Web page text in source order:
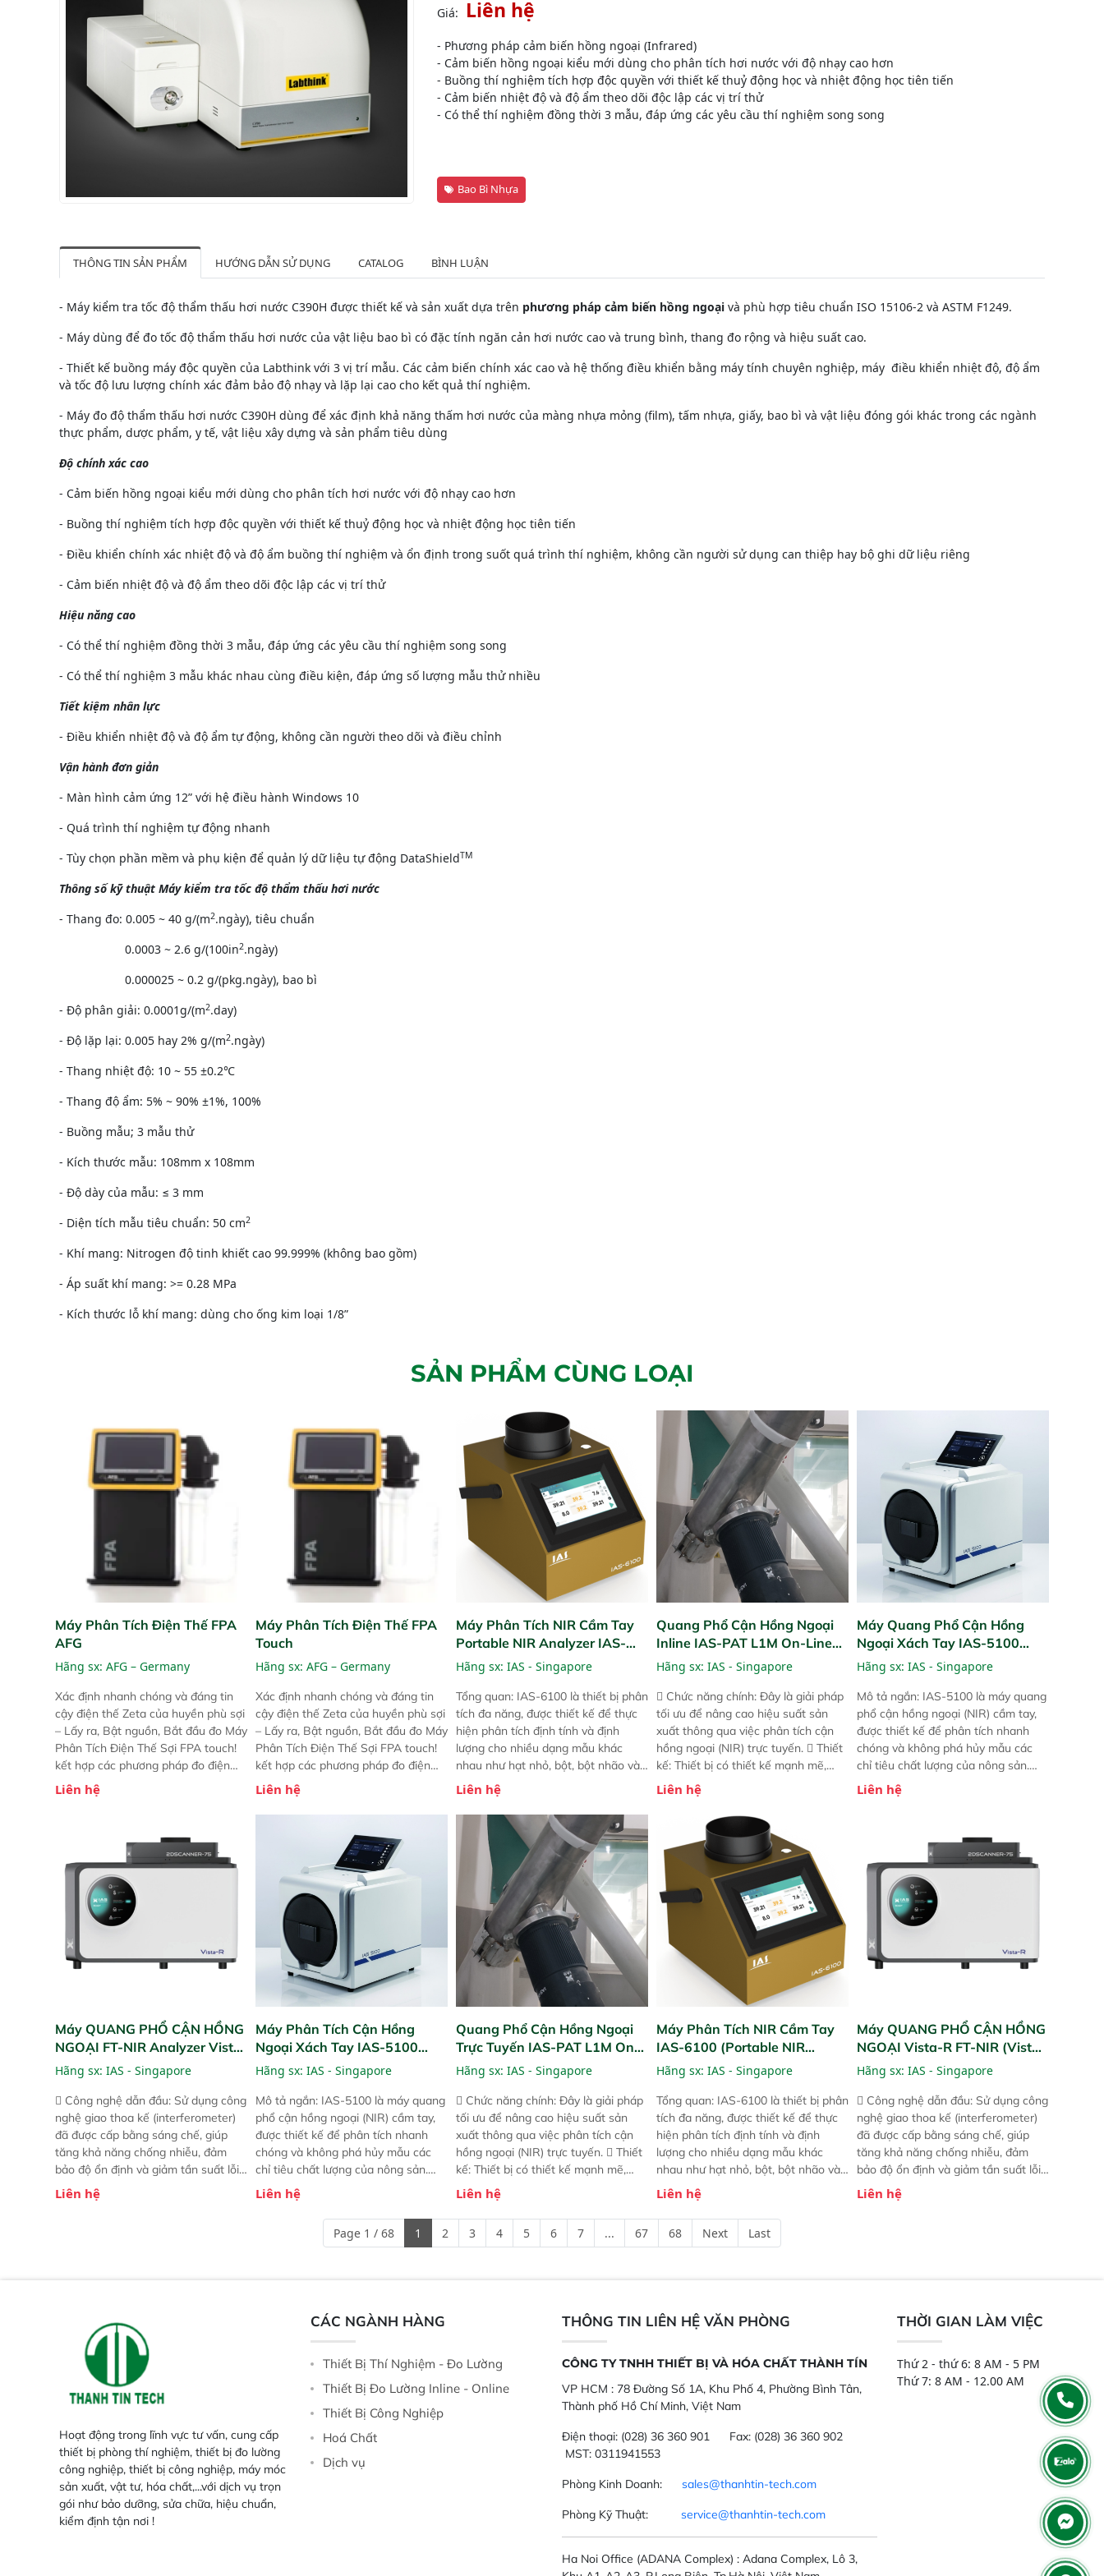
Giá: Liên hệ
- Phương pháp cảm biến hồng ngoại (Infrared)
- Cảm biến hồng ngoại kiểu mới dùng cho phân tích hơi nước với độ nhạy cao hơn
- Buồng thí nghiệm tích hợp độc quyền với thiết kế thuỷ động học và nhiệt động học tiên tiến
- Cảm biến nhiệt độ và độ ẩm theo dõi độc lập các vị trí thử
- Có thể thí nghiệm đồng thời 3 mẫu, đáp ứng các yêu cầu thí nghiệm song song
Bao Bì Nhựa
THÔNG TIN SẢN PHẨM HƯỚNG DẪN SỬ DỤNG CATALOG BÌNH LUẬN
- Máy kiểm tra tốc độ thẩm thấu hơi nước C390H được thiết kế và sản xuất dựa trên phương pháp cảm biến hồng ngoại và phù hợp tiêu chuẩn ISO 15106-2 và ASTM F1249.
- Máy dùng để đo tốc độ thẩm thấu hơi nước của vật liệu bao bì có đặc tính ngăn cản hơi nước cao và trung bình, thang đo rộng và hiệu suất cao.
- Thiết kế buồng máy độc quyền của Labthink với 3 vị trí mẫu. Các cảm biến chính xác cao và hệ thống điều khiển bằng máy tính chuyên nghiệp, máy điều khiển nhiệt độ, độ ẩm
và tốc độ lưu lượng chính xác đảm bảo độ nhạy và lặp lại cao cho kết quả thí nghiệm.
- Máy đo độ thẩm thấu hơi nước C390H dùng để xác định khả năng thấm hơi nước của màng nhựa mỏng (film), tấm nhựa, giấy, bao bì và vật liệu đóng gói khác trong các ngành
thực phẩm, dược phẩm, y tế, vật liệu xây dựng và sản phẩm tiêu dùng
Độ chính xác cao
- Cảm biến hồng ngoại kiểu mới dùng cho phân tích hơi nước với độ nhạy cao hơn
- Buồng thí nghiệm tích hợp độc quyền với thiết kế thuỷ động học và nhiệt động học tiên tiến
- Điều khiển chính xác nhiệt độ và độ ẩm buồng thí nghiệm và ổn định trong suốt quá trình thí nghiệm, không cần người sử dụng can thiệp hay bộ ghi dữ liệu riêng
- Cảm biến nhiệt độ và độ ẩm theo dõi độc lập các vị trí thử
Hiệu năng cao
- Có thể thí nghiệm đồng thời 3 mẫu, đáp ứng các yêu cầu thí nghiệm song song
- Có thể thí nghiệm 3 mẫu khác nhau cùng điều kiện, đáp ứng số lượng mẫu thử nhiều
Tiết kiệm nhân lực
- Điều khiển nhiệt độ và độ ẩm tự động, không cần người theo dõi và điều chỉnh
Vận hành đơn giản
- Màn hình cảm ứng 12” với hệ điều hành Windows 10
- Quá trình thí nghiệm tự động nhanh
- Tùy chọn phần mềm và phụ kiện để quản lý dữ liệu tự động DataShieldTM
Thông số kỹ thuật Máy kiểm tra tốc độ thẩm thấu hơi nước
- Thang đo: 0.005 ~ 40 g/(m2.ngày), tiêu chuẩn
0.0003 ~ 2.6 g/(100in2.ngày)
0.000025 ~ 0.2 g/(pkg.ngày), bao bì
- Độ phân giải: 0.0001g/(m2.day)
- Độ lặp lại: 0.005 hay 2% g/(m2.ngày)
- Thang nhiệt độ: 10 ~ 55 ±0.2℃
- Thang độ ẩm: 5% ~ 90% ±1%, 100%
- Buồng mẫu; 3 mẫu thử
- Kích thước mẫu: 108mm x 108mm
- Độ dày của mẫu: ≤ 3 mm
- Diện tích mẫu tiêu chuẩn: 50 cm2
- Khí mang: Nitrogen độ tinh khiết cao 99.999% (không bao gồm)
- Áp suất khí mang: >= 0.28 MPa
- Kích thước lỗ khí mang: dùng cho ống kim loại 1/8”
SẢN PHẨM CÙNG LOẠI
Máy Phân Tích Điện Thế FPA
AFG
Hãng sx: AFG – Germany
Xác định nhanh chóng và đáng tin
cậy điện thế Zeta của huyền phù sợi
– Lấy ra, Bật nguồn, Bắt đầu đo Máy
Phân Tích Điện Thế Sợi FPA touch!
kết hợp các phương pháp đo điện
thế Zeta đã được chứng minh với sự
đơn giản tuyệt vời trong thao tác và
trước đó. Nhưng so với các phiên
bản trước, FPA touch! nhỏ hơn và
nhẹ hơn đáng kể, đồng thời được
nâng cấp với các tính năng mới.
Liên hệ
Máy Phân Tích Điện Thế FPA
Touch
Hãng sx: AFG – Germany
Xác định nhanh chóng và đáng tin
cậy điện thế Zeta của huyền phù sợi
– Lấy ra, Bật nguồn, Bắt đầu đo Máy
Phân Tích Điện Thế Sợi FPA touch!
kết hợp các phương pháp đo điện
thế Zeta đã được chứng minh với sự
đơn giản tuyệt vời trong thao tác và
vận hành của các phiên bản FPA
trước đó. Nhưng so với các phiên
bản trước, FPA touch! nhỏ hơn và
nhẹ hơn đáng kể, đồng thời được
nâng cấp với các tính năng mới.
Liên hệ
Máy Phân Tích NIR Cầm Tay
Portable NIR Analyzer IAS-
6100
Hãng sx: IAS - Singapore
Tổng quan: IAS-6100 là thiết bị phân
tích đa năng, được thiết kế để thực
hiện phân tích định tính và định
lượng cho nhiều dạng mẫu khác
nhau như hạt nhỏ, bột, bột nhão và
chất lỏng. Thiết bị này cho phép bất
kỳ ai cũng có thể thực hiện phân tích
đa thành phần chỉ với một nút bấm
đơn giản, mọi lúc, mọi nơi. Chuyên
dùng : phân tích mẫu nguyên liệu
thức ăn chăn nuôi, nguyên liệu thực
phẩm, nông sản,..
Liên hệ
Quang Phổ Cận Hồng Ngoại
Inline IAS-PAT L1M On-Line
NIR
Hãng sx: IAS - Singapore
 Chức năng chính: Đây là giải pháp
tối ưu để nâng cao hiệu suất sản
xuất thông qua việc phân tích cận
hồng ngoại (NIR) trực tuyến.  Thiết
kế: Thiết bị có thiết kế mạnh mẽ,
mô-đun hóa, hỗ trợ tản nhiệt tăng
cường và đã qua kiểm tra áp suất
nghiêm ngặt.  Cam kết: Mang lại
khả năng theo dõi thông số theo
thời gian thực và trực quan hóa dữ
liệu để tăng chỉ số ROI cho doanh
nghiệp.
Liên hệ
Máy Quang Phổ Cận Hồng
Ngoại Xách Tay IAS-5100
Portable NIR Analyzer
Hãng sx: IAS - Singapore
Mô tả ngắn: IAS-5100 là máy quang
phổ cận hồng ngoại (NIR) cầm tay,
được thiết kế để phân tích nhanh
chóng và không phá hủy mẫu các
chỉ tiêu chất lượng của nông sản.
Phạm vi sử dụng: Thiết bị linh hoạt
cho nhiều kịch bản khác nhau như
xuất hoặc trực tiếp ngoài đồng
Liên hệ
Máy QUANG PHỔ CẬN HỒNG
NGOẠI FT-NIR Analyzer Vista-
R
Hãng sx: IAS - Singapore
 Công nghệ dẫn đầu: Sử dụng công
nghệ giao thoa kế (interferometer)
đã được cấp bằng sáng chế, giúp
tăng khả năng chống nhiễu, đảm
bảo độ ổn định và giảm tần suất lỗi.
 Phạm vi ứng dụng rộng: Đáp ứng
nhu cầu kiểm tra đa dạng mẫu mã
Liên hệ
Máy Phân Tích Cận Hồng
Ngoại Xách Tay IAS-5100
(Portable NIR Analyzer)
Hãng sx: IAS - Singapore
Mô tả ngắn: IAS-5100 là máy quang
phổ cận hồng ngoại (NIR) cầm tay,
được thiết kế để phân tích nhanh
chóng và không phá hủy mẫu các
chỉ tiêu chất lượng của nông sản.
Phạm vi sử dụng: Thiết bị linh hoạt
cho nhiều kịch bản khác nhau như
tại điểm thu mua, trong xưởng sản
xuất hoặc trực tiếp ngoài đồng
Liên hệ
Quang Phổ Cận Hồng Ngoại
Trực Tuyến IAS-PAT L1M On-
Line NIR
Hãng sx: IAS - Singapore
 Chức năng chính: Đây là giải pháp
tối ưu để nâng cao hiệu suất sản
xuất thông qua việc phân tích cận
hồng ngoại (NIR) trực tuyến.  Thiết
kế: Thiết bị có thiết kế mạnh mẽ,
mô-đun hóa, hỗ trợ tản nhiệt tăng
cường và đã qua kiểm tra áp suất
nghiêm ngặt.  Cam kết: Mang lại
khả năng theo dõi thông số theo
Liên hệ
Máy Phân Tích NIR Cầm Tay
IAS-6100 (Portable NIR
Analyzer)
Hãng sx: IAS - Singapore
Tổng quan: IAS-6100 là thiết bị phân
tích đa năng, được thiết kế để thực
hiện phân tích định tính và định
lượng cho nhiều dạng mẫu khác
nhau như hạt nhỏ, bột, bột nhão và
chất lỏng. Thiết bị này cho phép bất
kỳ ai cũng có thể thực hiện phân tích
đa thành phần chỉ với một nút bấm
đơn giản, mọi lúc, mọi nơi. Chuyên
Liên hệ
Máy QUANG PHỔ CẬN HỒNG
NGOẠI Vista-R FT-NIR (Vista-
R FT-NIR Analyzer)
Hãng sx: IAS - Singapore
 Công nghệ dẫn đầu: Sử dụng công
nghệ giao thoa kế (interferometer)
đã được cấp bằng sáng chế, giúp
tăng khả năng chống nhiễu, đảm
bảo độ ổn định và giảm tần suất lỗi.
 Phạm vi ứng dụng rộng: Đáp ứng
nhu cầu kiểm tra đa dạng mẫu mã
Liên hệ
Page 1 / 68 1 2 3 4 5 6 7 ... 67 68 Next Last
Hoạt động trong lĩnh vực tư vấn, cung cấp
thiết bị phòng thí nghiệm, thiết bị đo lường
công nghiệp, thiết bị công nghiệp, máy móc
sản xuất, vật tư, hóa chất,...với dịch vụ trọn
gói như bảo dưỡng, sửa chữa, hiệu chuẩn,
kiểm định tận nơi !
CÁC NGÀNH HÀNG
Thiết Bị Thí Nghiệm - Đo Lường
Thiết Bị Đo Lường Inline - Online
Thiết Bị Công Nghiệp
Hoá Chất
Dịch vụ
THÔNG TIN LIÊN HỆ VĂN PHÒNG
CÔNG TY TNHH THIẾT BỊ VÀ HÓA CHẤT THÀNH TÍN
VP HCM : 78 Đường Số 1A, Khu Phố 4, Phường Bình Tân,
Thành phố Hồ Chí Minh, Việt Nam
Điện thoại: (028) 36 360 901 Fax: (028) 36 360 902
MST: 0311941553
Phòng Kinh Doanh: sales@thanhtin-tech.com
Phòng Kỹ Thuật: service@thanhtin-tech.com
Ha Noi Office (ADANA Complex) : Adana Complex, Lô 3,
THỜI GIAN LÀM VIỆC
Thứ 2 - thứ 6: 8 AM - 5 PM
Thứ 7: 8 AM - 12.00 AM